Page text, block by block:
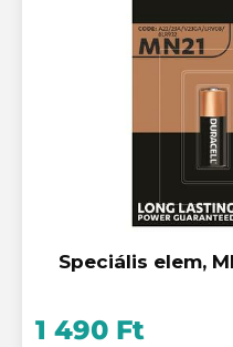
Speciális elem,
1 490 Ft